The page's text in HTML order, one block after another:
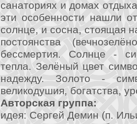
санаториях и домах
эти особенности нашли
солнце, и сосна, стоящая
постоянства
бессмертия. Солнце -
тепла. Зелёный цвет
надежду. Золото -
великодушия, богатства,
Авторская группа:
идея: Сергей Демин (п.